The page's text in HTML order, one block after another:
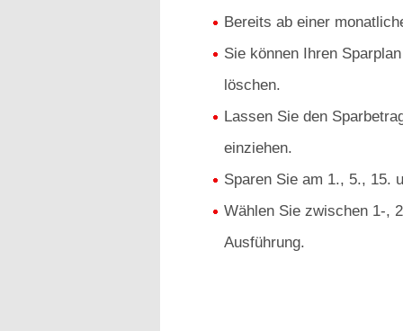
Bereits ab einer
Sie können Ihren
löschen.
Lassen Sie den
einziehen.
Sparen Sie am 1., 5., 15.
Wählen Sie zwischen 1-,
Ausführung.